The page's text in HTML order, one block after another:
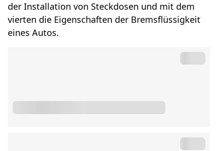
der Installation von Steckdosen und mit dem
vierten die Eigenschaften der Bremsflüssigkeit
eines Autos.